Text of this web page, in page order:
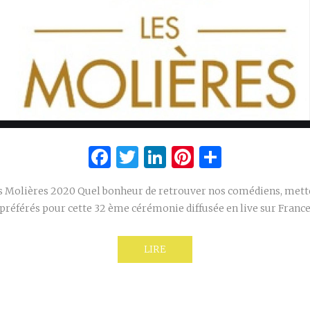
Facebook
Twitter
LinkedIn
Pinterest
Molières 2020 Quel bonheur de retrouver nos comédiens,
pour cette 32 ème cérémonie diffusée en live sur
LIRE